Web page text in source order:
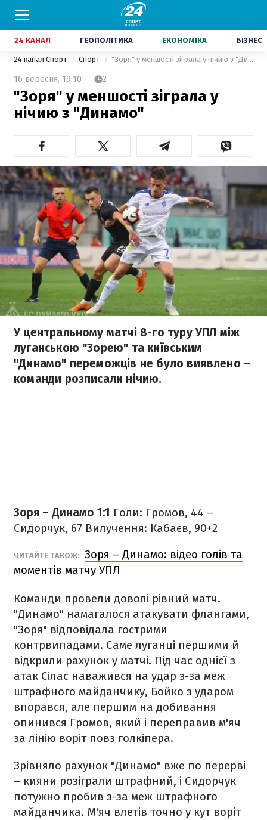
24 КАНАЛ ГЕОПОЛІТИКА ЕКОНОМІКА БІЗНЕС
24 канал Спорт Спорт "Зоря" у меншості зіграла у нічию з "Динамо"
16 вересня, 19:10 2
"Зоря" у меншості зіграла у
нічию з "Динамо"
У центральному матчі 8-го туру УПЛ між
луганською "Зорею" та київським
"Динамо" переможців не було виявлено –
команди розписали нічию.
Зоря – Динамо 1:1 Голи: Громов, 44 –
Сидорчук, 67 Вилучення: Кабаєв, 90+2
ЧИТАЙТЕ ТАКОЖ: Зоря – Динамо: відео голів та
моментів матчу УПЛ
Команди провели доволі рівний матч.
"Динамо" намагалося атакувати флангами,
"Зоря" відповідала гострими
контрвипадами. Саме луганці першими й
відкрили рахунок у матчі. Під час однієї з
атак Сілас наважився на удар з-за меж
штрафного майданчику, Бойко з ударом
впорався, але першим на добивання
опинився Громов, який і переправив м'яч
за лінію воріт повз голкіпера.
Зрівняло рахунок "Динамо" вже по перерві
– кияни розіграли штрафний, і Сидорчук
потужно пробив з-за меж штрафного
майданчика. М'яч влетів точно у кут воріт